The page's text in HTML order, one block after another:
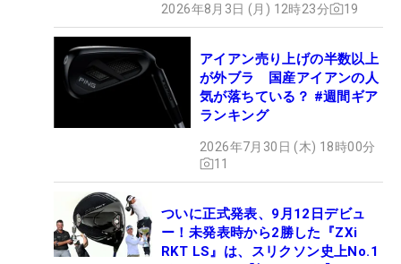
2026年8月3日 (月) 12時23分 19
アイアン売り上げの半数以上
が外ブラ 国産アイアンの人
気が落ちている？ #週間ギア
ランキング
2026年7月30日 (木) 18時00分
11
ついに正式発表、9月12日デビュ
ー！未発表時から2勝した『ZXi
RKT LS』は、スリクソン史上No.1